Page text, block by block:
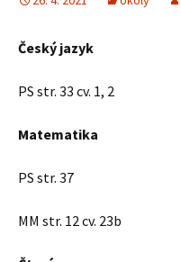
Český jazyk
PS str. 33 cv. 1, 2
Matematika
PS str. 37
MM str. 12 cv. 23b